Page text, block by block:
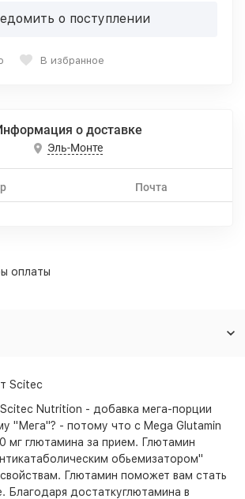
о поступлении
В избранное
о доставке
Эль-Монте
Почта
оплаты
Scitec
Nutrition - добавка мега-порции
"Мега"? - потому что с Mega Glutamin
мг глютамина за прием. Глютамин
обьемизатором"
Глютамин поможет вам стать
Благодаря достаткуглютамина в